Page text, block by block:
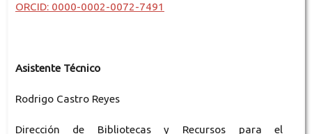
ORCID: 0000-0002-0072-7491
Asistente Técnico
Rodrigo Castro Reyes
Dirección de Bibliotecas y Recursos para el